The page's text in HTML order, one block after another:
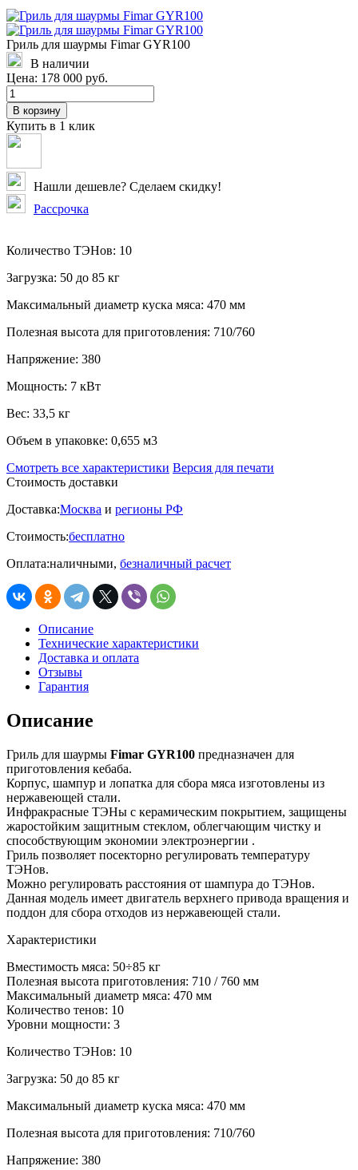
Гриль для шаурмы Fimar GYR100
В наличии
Цена: 178 000 руб.
В корзину
Купить в 1 клик
Нашли дешевле? Сделаем скидку!
Рассрочка
Количество ТЭНов: 10
Загрузка: 50 до 85 кг
Максимальный диаметр куска мяса: 470 мм
Полезная высота для приготовления: 710/760
Напряжение: 380
Мощность: 7 кВт
Вес: 33,5 кг
Объем в упаковке: 0,655 м3
Смотреть все характеристики Версия для печати
Стоимость доставки
Доставка:Москва и регионы РФ
Стоимость:бесплатно
Оплата:наличными, безналичный расчет
Описание
Технические характеристики
Доставка и оплата
Отзывы
Гарантия
Описание
Гриль для шаурмы Fimar GYR100 предназначен для
приготовления кебаба.
Корпус, шампур и лопатка для сбора мяса изготовлены из
нержавеющей стали.
Инфракрасные ТЭНы с керамическим покрытием, защищены
жаростойким защитным стеклом, облегчающим чистку и
способствующим экономии электроэнергии .
Гриль позволяет посекторно регулировать температуру
ТЭНов.
Можно регулировать расстояния от шампура до ТЭНов.
Данная модель имеет двигатель верхнего привода вращения и
поддон для сбора отходов из нержавеющей стали.
Характеристики
Вместимость мяса: 50÷85 кг
Полезная высота приготовления: 710 / 760 мм
Максимальный диаметр мяса: 470 мм
Количество тенов: 10
Уровни мощности: 3
Количество ТЭНов: 10
Загрузка: 50 до 85 кг
Максимальный диаметр куска мяса: 470 мм
Полезная высота для приготовления: 710/760
Напряжение: 380